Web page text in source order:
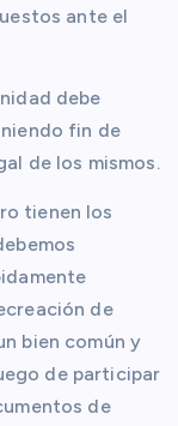
ante el
debe
fin de
de los mismos.
tienen los
de
bien común y
de participar
de